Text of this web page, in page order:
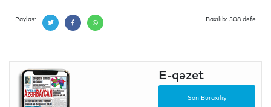
Paylaş: Baxılıb: 508 dəfə
E-qəzet
Son Buraxılış